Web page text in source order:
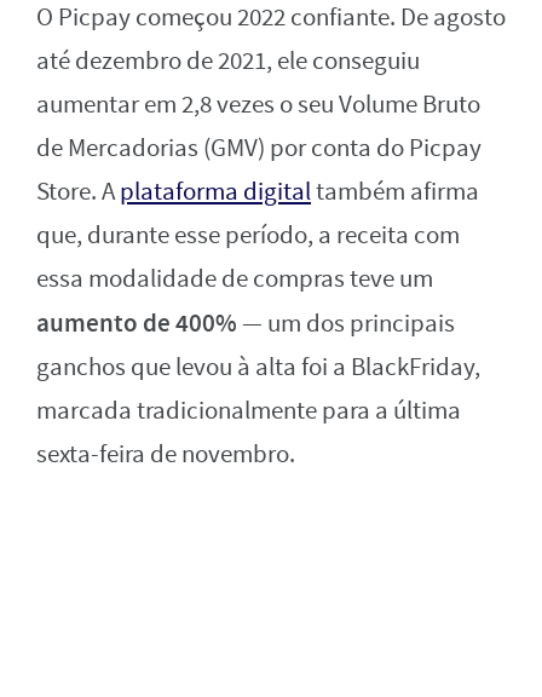
O Picpay começou 2022 confiante. De agosto
até dezembro de 2021, ele conseguiu
aumentar em 2,8 vezes o seu Volume Bruto
de Mercadorias (GMV) por conta do Picpay
Store. Aplataforma digitaltambém afirma
que, durante esse período, a receita com
essa modalidade de compras teve um
aumento de 400%— um dos principais
ganchos que levou à alta foi a BlackFriday,
marcada tradicionalmente para a última
sexta-feira de novembro.